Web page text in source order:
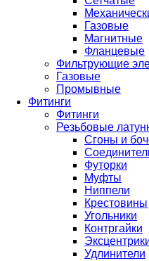
Газовые
Магнитные
Фланцевые
Фильтрующие
Газовые
Промывные
Фитинги
Фитинги
Резьбовые
Сгоны и
Футорки
Муфты
Ниппели
Крестовины
Угольники
Контргайки
Удлинители